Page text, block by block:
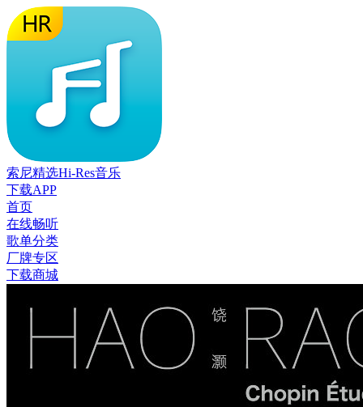
索尼精选Hi-Res音乐
下载APP
首页
在线畅听
歌单分类
厂牌专区
下载商城